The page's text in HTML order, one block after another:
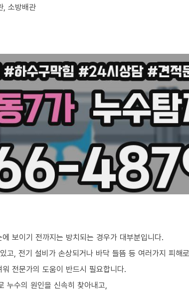
, 소방배관
보이기 전까지는 방치되는 경우가 대부분입니다.
고, 전기 설비가 손상되거나 바닥 들뜸 등 여러가지 피해
전문가의 도움이 반드시 필요합니다.
누수의 원인을 신속히 찾아내고,